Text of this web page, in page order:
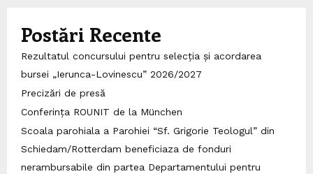
Postări Recente
Rezultatul concursului pentru selecția și acordarea
bursei „Ierunca-Lovinescu” 2026/2027
Precizări de presă
Conferința ROUNIT de la München
Scoala parohiala a Parohiei “Sf. Grigorie Teologul” din
Schiedam/Rotterdam beneficiaza de fonduri
nerambursabile din partea Departamentului pentru